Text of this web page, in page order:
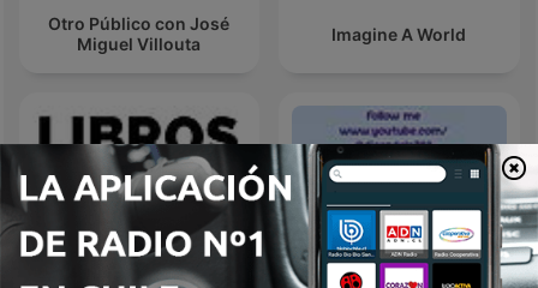
Otro Público con José
Miguel Villouta
Imagine A World